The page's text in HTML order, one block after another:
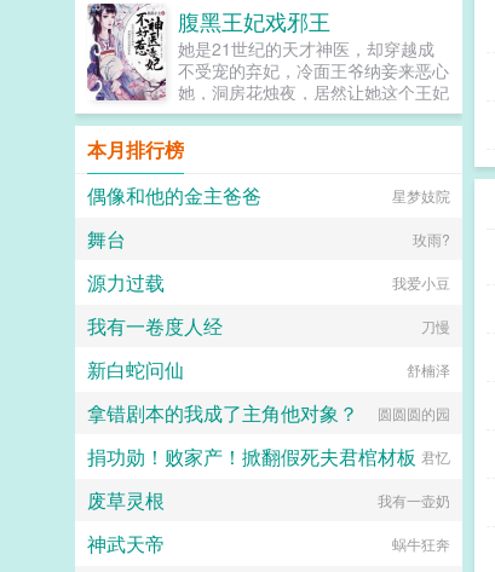
高冷美强囚凤帝王受食用注意■时代
架春秋平行时期，称呼及势力地图有
私设。双方无任何亲缘关系，质子到
他国后，称国君为父王。■端水互宠
相爱相杀年龄差7岁年下强强身心
（作者广告位3啵啵）■古耽戎马踏
秋棠心狠手辣权臣攻x老谋深算谋士
受权臣技能之伺候娇生惯养的公子哥
卫攻x狠戾变态王爷受被王爷一个巴
骚大将军x骄扬富贵小少爷被老婆倒
东幻众神审判日疯批大佬x高冷之花
遇到一个顶级疯批罪犯。想杀我？试
失眠的霸总，被手段高超的pua心理
治成了恋爱脑...
富交换。说白了就是他的钱进了她账
户，她的钱进了他账户还转！不！
回！去！好消息对方是陆洺执，陆氏
集团太子爷，多金，年轻，人还帅。
坏消息这人脾气差，控制欲强，还打
算趁机和她来场合约恋爱。...
腹黑王妃戏邪王
她是21世纪的天才神医，却穿越成
不受宠的弃妃，冷面王爷纳妾来恶心
她，洞房花烛夜，居然让她这个王妃
去伺候，想羞辱她是吧？行啊！她拿
着几面旗子，对着床头摇旗呐...
本月排行榜
偶像和他的金主爸爸
星梦妓院
舞台 玫雨?
源力过载 我爱小豆
我有一卷度人经 刀慢
新白蛇问仙 舒楠泽
拿错剧本的我成了主角他对象？ 圆圆圆的园
捐功勋！败家产！掀翻假死夫君棺材板 君忆
废草灵根 我有一壶奶
神武天帝 蜗牛狂奔